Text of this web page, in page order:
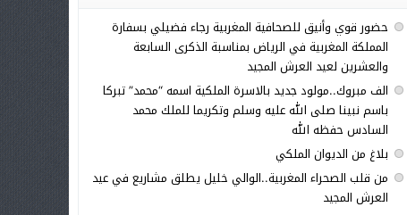
حضور قوي وأنيق للصحافية المغربية رجاء فضيلي بسفارة
المملكة المغربية في الرياض بمناسبة الذكرى السابعة
والعشرين لعيد العرش المجيد
الف مبروك..مولود جديد بالاسرة الملكية اسمه “محمد” تبركا
باسم نبينا صلى الله عليه وسلم وتكريما للملك محمد
السادس حفظه الله
بلاغ من الديوان الملكي
من قلب الصحراء المغربية..الوالي خليل يطلق مشاريع في عيد
العرش المجيد